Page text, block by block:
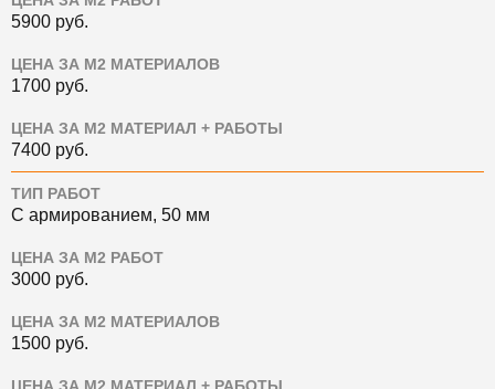
5900 руб.
ЦЕНА ЗА М2 МАТЕРИАЛОВ
1700 руб.
ЦЕНА ЗА М2 МАТЕРИАЛ + РАБОТЫ
7400 руб.
ТИП РАБОТ
С армированием, 50 мм
ЦЕНА ЗА М2 РАБОТ
3000 руб.
ЦЕНА ЗА М2 МАТЕРИАЛОВ
1500 руб.